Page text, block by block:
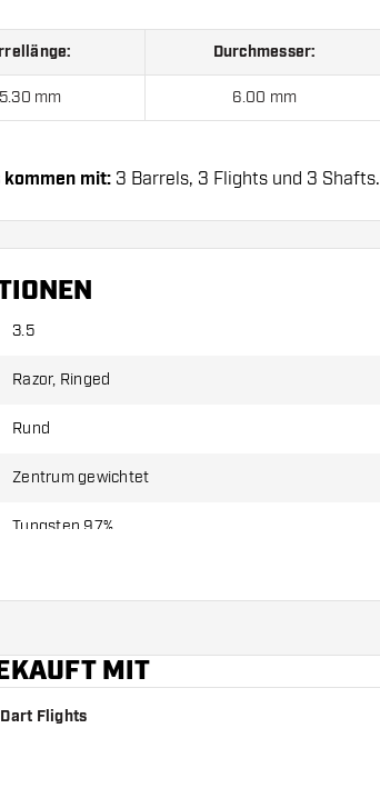
Durchmesser:
mm 6.00 mm
mit: 3 Barrels, 3 Flights und 3 Shafts.
3.5
Razor, Ringed
Rund
Zentrum gewichtet
Tungsten 97%
MIT
Flights